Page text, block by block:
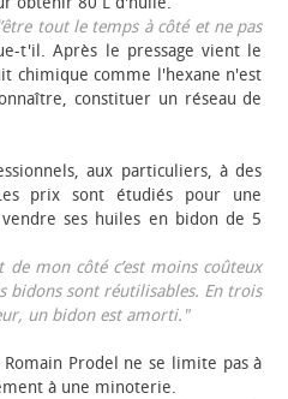
tout le temps à côté et ne pas
t'il. Après le pressage vient le
chimique comme l'hexane n'est
constituer un réseau de
aux particuliers, à des
prix sont étudiés pour une
ses huiles en bidon de 5
mon côté c’est moins coûteux
bidons sont réutilisables. En trois
un bidon est amorti."
Prodel ne se limite pas à
à une minoterie.